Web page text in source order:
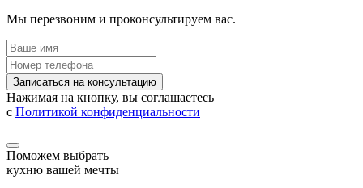
Мы перезвоним и проконсультируем вас.
Записаться на консультацию
Нажимая на кнопку, вы соглашаетесь
с Политикой конфиденциальности
Поможем выбрать
кухню вашей мечты